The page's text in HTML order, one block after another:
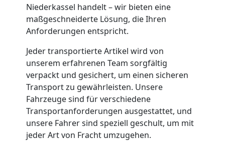
Niederkassel handelt – wir bieten eine
maßgeschneiderte Lösung, die Ihren
Anforderungen entspricht.
Jeder transportierte Artikel wird von
unserem erfahrenen Team sorgfältig
verpackt und gesichert, um einen sicheren
Transport zu gewährleisten. Unsere
Fahrzeuge sind für verschiedene
Transportanforderungen ausgestattet, und
unsere Fahrer sind speziell geschult, um mit
jeder Art von Fracht umzugehen.
Möbelmontage
Leonding
Möbeltransport
Leonding